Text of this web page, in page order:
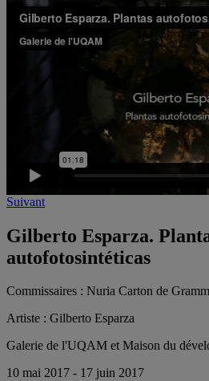
Suivant
Gilberto Esparza.
autofotosintéticas
Commissaires : Nuria Carton de
Artiste : Gilberto Esparza
Galerie de l'UQAM et Maison du
10 mai 2017 - 17 juin 2017